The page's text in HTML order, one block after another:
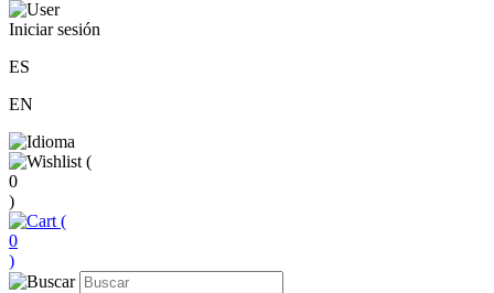
Iniciar sesión
ES
EN
(
0
)
(
0
)